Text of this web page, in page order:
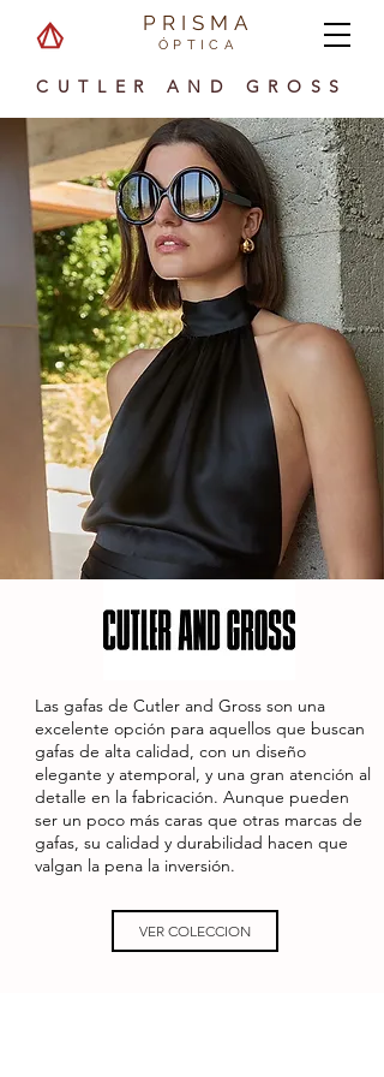
PRISMA
ÓPTICA
CUTLER AND GROSS
Las gafas de Cutler and Gross son una
excelente opción para aquellos que buscan
gafas de alta calidad, con un diseño
elegante y atemporal, y una gran atención al
detalle en la fabricación. Aunque pueden
ser un poco más caras que otras marcas de
gafas, su calidad y durabilidad hacen que
valgan la pena la inversión.
VER COLECCION